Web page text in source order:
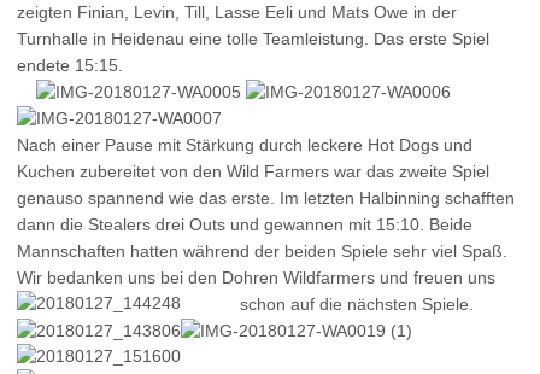
zeigten Finian, Levin, Till, Lasse Eeli und Mats Owe in der
Turnhalle in Heidenau eine tolle Teamleistung. Das erste Spiel
endete 15:15.
Nach einer Pause mit Stärkung durch leckere Hot Dogs und
Kuchen zubereitet von den Wild Farmers war das zweite Spiel
genauso spannend wie das erste. Im letzten Halbinning schafften
dann die Stealers drei Outs und gewannen mit 15:10. Beide
Mannschaften hatten während der beiden Spiele sehr viel Spaß.
Wir bedanken uns bei den Dohren Wildfarmers und freuen uns
schon auf die nächsten Spiele.